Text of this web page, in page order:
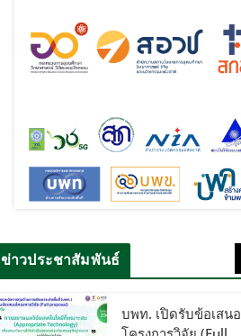
ข่าวประชาสัมพันธ์
บพท. เปิดรับข้อเสนอ